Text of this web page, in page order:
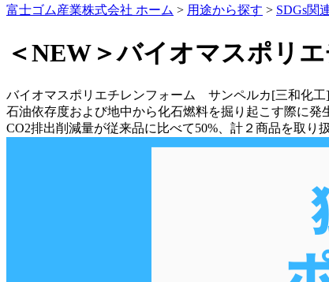
富士ゴム産業株式会社 ホーム > 用途から探す > SDGs関
＜NEW＞バイオマスポリ
バイオマスポリエチレンフォーム サンペルカ[三和化工
石油依存度および地中から化石燃料を掘り起こす際に発
CO2排出削減量が従来品に比べて50%、計２商品を取り